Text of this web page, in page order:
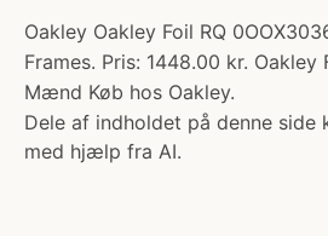
Oakley Oakley Foil RQ
Frames. Pris: 1448.00 kr. Oakley
Mænd Køb hos Oakley.
Dele af indholdet på denne side
med hjælp fra AI.